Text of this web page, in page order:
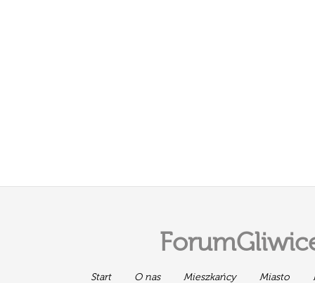
Start O nas Mieszkańcy Miasto